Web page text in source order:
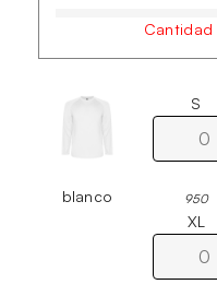
Cantidad
blanco
S
950
XL